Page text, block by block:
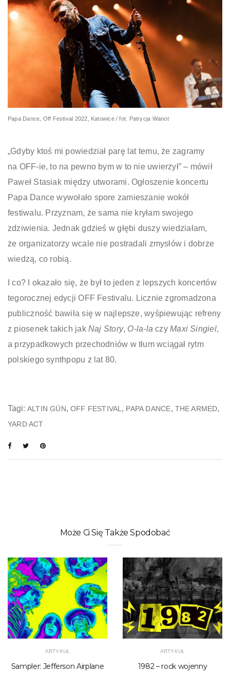
Papa Dance, Off Festival 2022, Katowice / fot. Patrycja Wanot
„Gdyby ktoś mi powiedział parę lat temu, że zagramy
na OFF-ie, to na pewno bym w to nie uwierzył” – mówił
Paweł Stasiak między utworami. Ogłoszenie koncertu
Papa Dance wywołało spore zamieszanie wokół
festiwalu. Przyznam, że sama nie kryłam swojego
zdziwienia. Jednak gdzieś w głębi duszy wiedziałam,
że organizatorzy wcale nie postradali zmysłów i dobrze
wiedzą, co robią.
I co? I okazało się, że był to jeden z lepszych koncertów
tegorocznej edycjiOFF Festivalu. Licznie zgromadzona
publiczność bawiła się w najlepsze, wyśpiewując refreny
z piosenek takich jak Naj Story, O‑la-la czyMaxi Singiel,
a przypadkowych przechodniów w tłum wciągał rytm
polskiego synthpopu z lat 80.
Tagi: ALTIN GÜN, OFF FESTIVAL, PAPA DANCE, THE ARMED,
YARD ACT
Może Ci Się Także Spodobać
ARTYKUŁ
Sampler: Jefferson Airplane
ARTYKUŁ
1982 – rock wojenny